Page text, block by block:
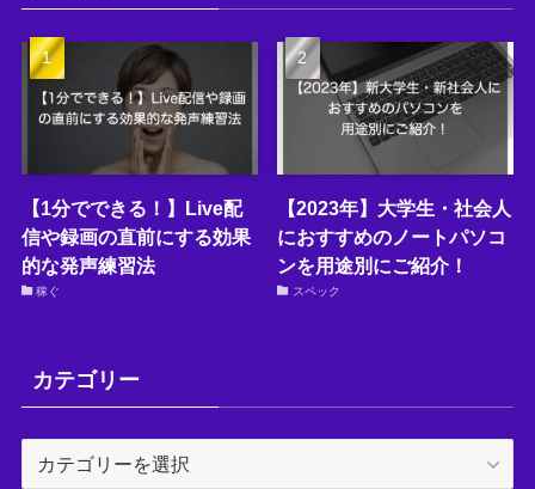
【1分でできる！】Live配
信や録画の直前にする効果
的な発声練習法
稼ぐ
【2023年】大学生・社会人
におすすめのノートパソコ
ンを用途別にご紹介！
スペック
カテゴリー
テ